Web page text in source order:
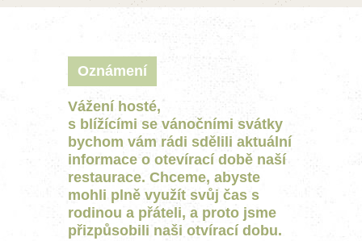
Oznámení
Vážení hosté,
s blížícími se vánočními svátky
bychom vám rádi sdělili aktuální
informace o otevírací době naší
restaurace. Chceme, abyste
mohli plně využít svůj čas s
rodinou a přáteli, a proto jsme
přizpůsobili naši otvírací dobu.